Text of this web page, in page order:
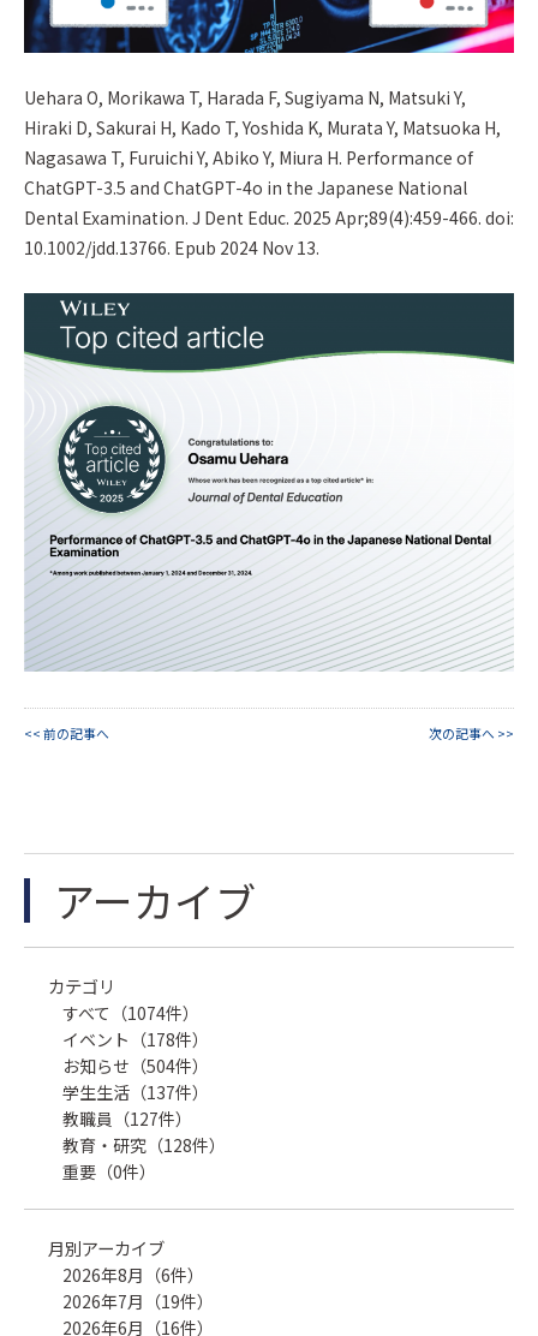
Uehara O, Morikawa T, Harada F, Sugiyama N, Matsuki Y,
Hiraki D, Sakurai H, Kado T, Yoshida K, Murata Y, Matsuoka H,
Nagasawa T, Furuichi Y, Abiko Y, Miura H. Performance of
ChatGPT-3.5 and ChatGPT-4o in the Japanese National
Dental Examination. J Dent Educ. 2025 Apr;89(4):459-466. doi:
10.1002/jdd.13766. Epub 2024 Nov 13.
<< 前の記事へ 次の記事へ >>
アーカイブ
カテゴリ
すべて（1074件）
イベント（178件）
お知らせ（504件）
学生生活（137件）
教職員（127件）
教育・研究（128件）
重要（0件）
月別アーカイブ
2026年8月（6件）
2026年7月（19件）
2026年6月（16件）